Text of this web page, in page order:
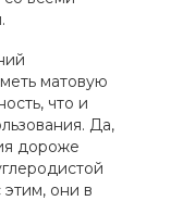
матовую
что и
Да,
дороже
они в